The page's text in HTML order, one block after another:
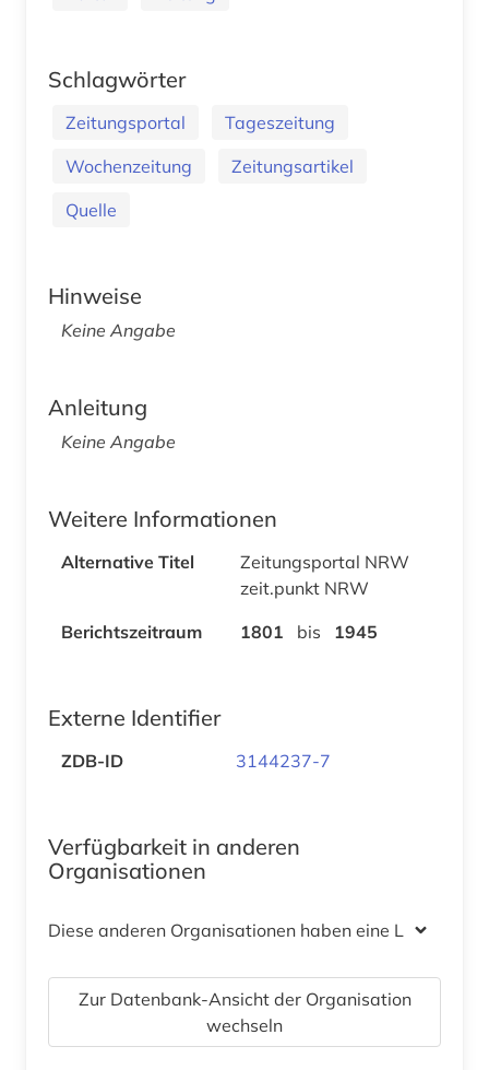
Schlagwörter
Zeitungsportal
Tageszeitung
Wochenzeitung
Zeitungsartikel
Quelle
Hinweise
Keine Angabe
Anleitung
Keine Angabe
Weitere Informationen
Alternative Titel
Zeitungsportal NRW
zeit.punkt NRW
Berichtszeitraum
1801 bis 1945
Externe Identifier
ZDB-ID 3144237-7
Verfügbarkeit in anderen
Organisationen
Diese anderen Organisationen haben eine Lizenz
Zur Datenbank-Ansicht der Organisation
wechseln